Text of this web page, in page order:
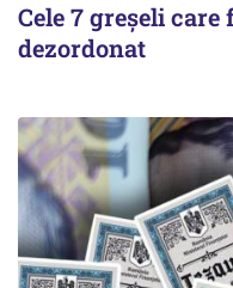
Cele 7 greșeli
dezordonat